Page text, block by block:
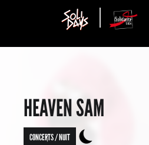
HEAVEN SAM
CONCERTS / NUIT